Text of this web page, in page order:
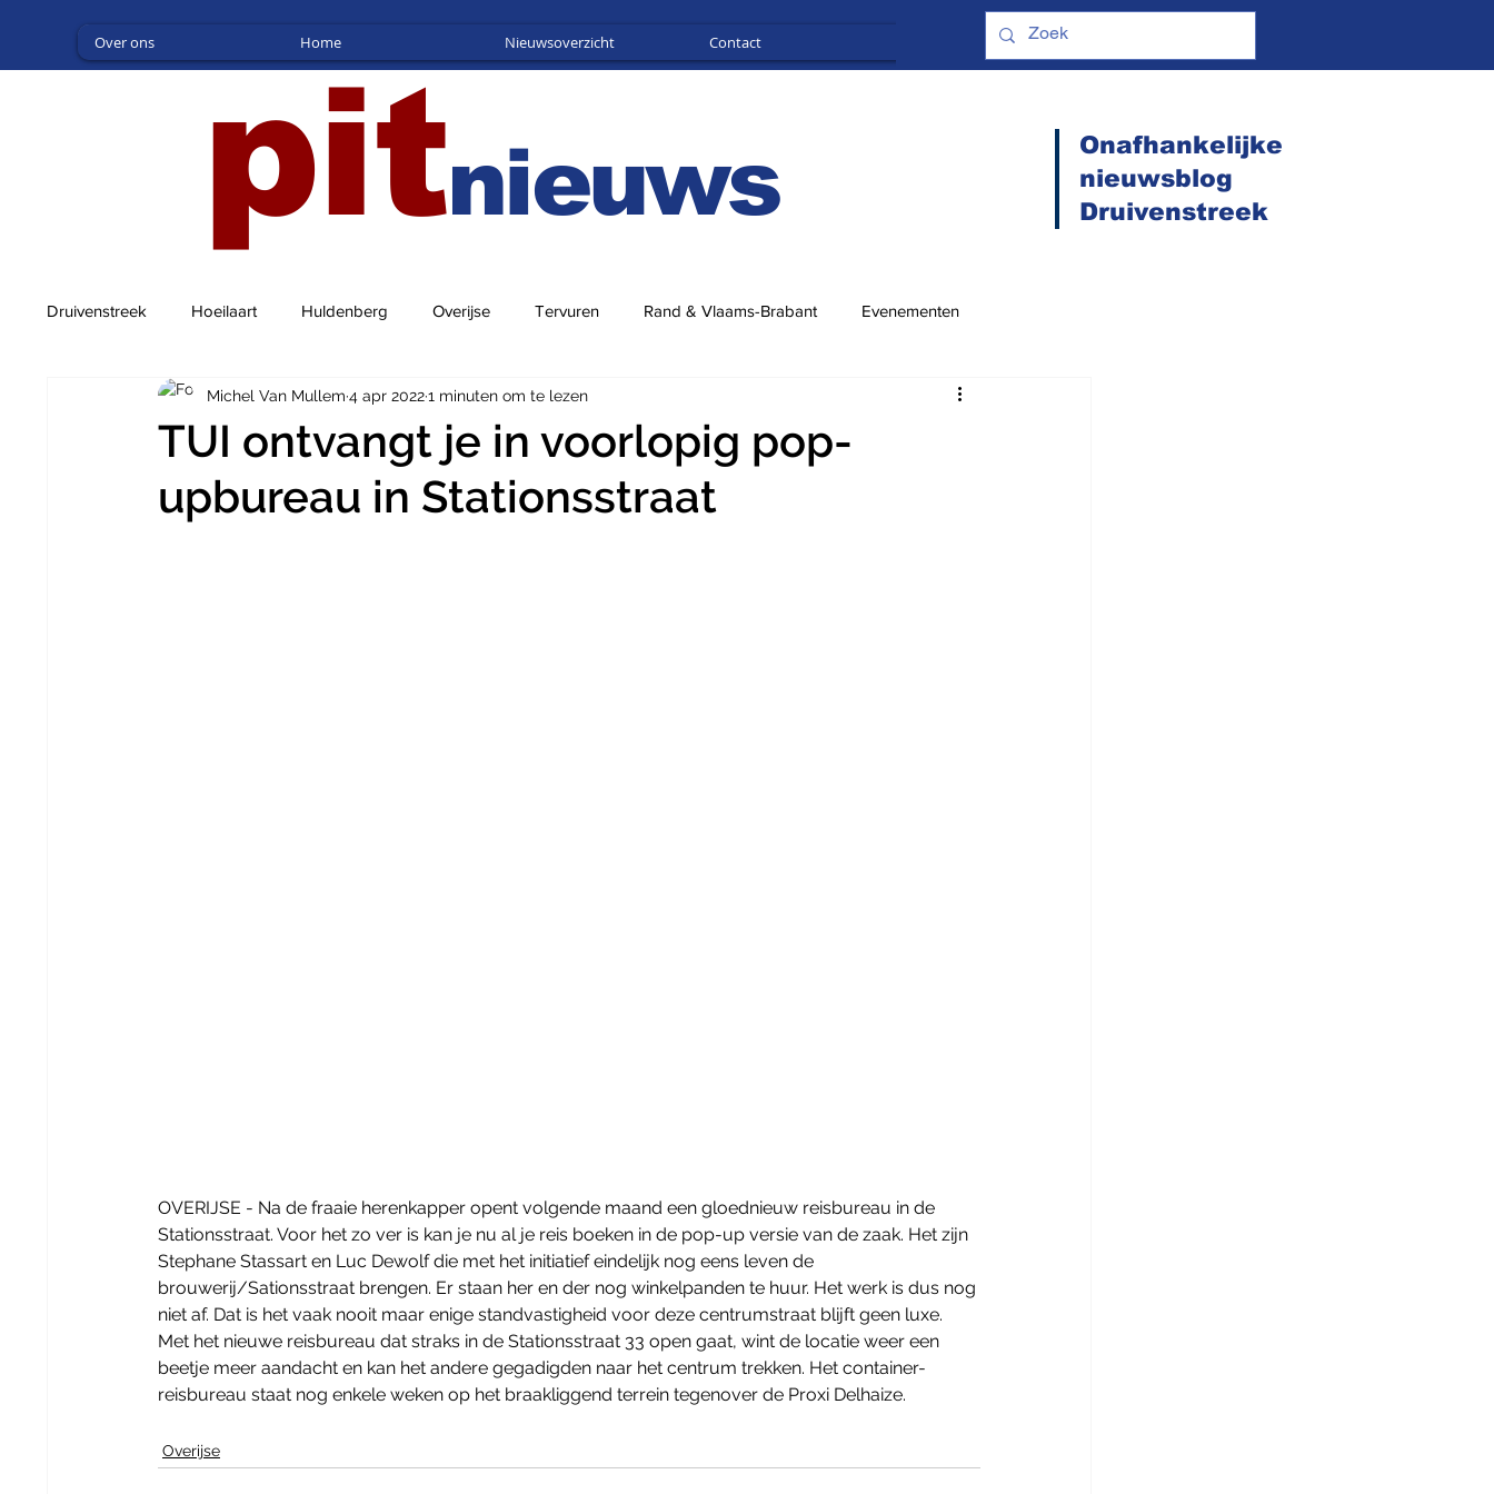
Over ons Home Nieuwsoverzicht Contact
pitnieuws
Onafhankelijke
nieuwsblog
Druivenstreek
Druivenstreek Hoeilaart Huldenberg Overijse Tervuren Rand & Vlaams-Brabant Evenementen
TUI ontvangt je in voorlopig pop-
upbureau in Stationsstraat
Michel Van Mullem 4 apr 20221 minuten om te lezen
OVERIJSE - Na de fraaie herenkapper opent volgende maand een gloednieuw reisbureau in de
Stationsstraat. Voor het zo ver is kan je nu al je reis boeken in de pop-up versie van de zaak. Het zijn
Stephane Stassart en Luc Dewolf die met het initiatief eindelijk nog eens leven de
brouwerij/Sationsstraat brengen. Er staan her en der nog winkelpanden te huur. Het werk is dus nog
niet af. Dat is het vaak nooit maar enige standvastigheid voor deze centrumstraat blijft geen luxe.
Met het nieuwe reisbureau dat straks in de Stationsstraat 33 open gaat, wint de locatie weer een
beetje meer aandacht en kan het andere gegadigden naar het centrum trekken. Het container-
reisbureau staat nog enkele weken op het braakliggend terrein tegenover de Proxi Delhaize.
Overijse